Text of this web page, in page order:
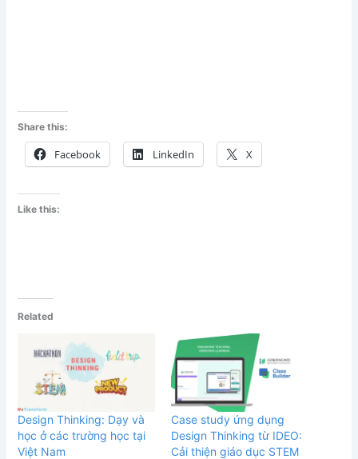
Share this:
Facebook LinkedIn X
Like this:
Related
Design Thinking: Dạy và
học ở các trường học tại
Việt Nam
Case study ứng dụng
Design Thinking từ IDEO:
Cải thiện giáo dục STEM